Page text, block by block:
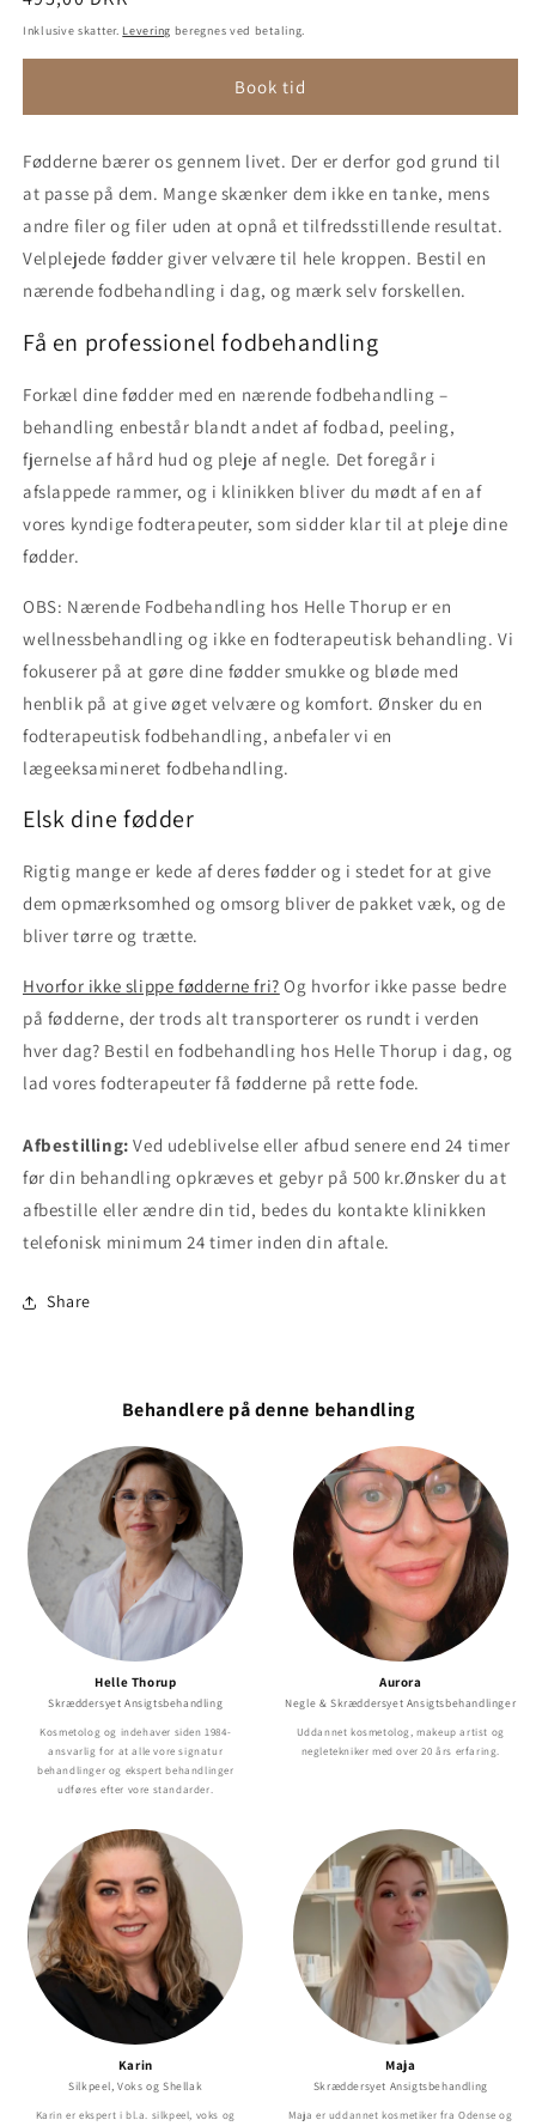
Inklusive skatter. Levering beregnes ved betaling.
Book tid
Fødderne bærer os gennem livet. Der er derfor god grund til
at passe på dem. Mange skænker dem ikke en tanke, mens
andre filer og filer uden at opnå et tilfredsstillende resultat.
Velplejede fødder giver velvære til hele kroppen. Bestil en
nærende fodbehandling i dag, og mærk selv forskellen.
Få en professionel fodbehandling
Forkæl dine fødder med en nærende fodbehandling –
behandling enbestår blandt andet af fodbad, peeling,
fjernelse af hård hud og pleje af negle. Det foregår i
afslappede rammer, og i klinikken bliver du mødt af en af
vores kyndige fodterapeuter, som sidder klar til at pleje dine
fødder.
OBS: Nærende Fodbehandling hos Helle Thorup er en
wellnessbehandling og ikke en fodterapeutisk behandling. Vi
fokuserer på at gøre dine fødder smukke og bløde med
henblik på at give øget velvære og komfort. Ønsker du en
fodterapeutisk fodbehandling, anbefaler vi en
lægeeksamineret fodbehandling.
Elsk dine fødder
Rigtig mange er kede af deres fødder og i stedet for at give
dem opmærksomhed og omsorg bliver de pakket væk, og de
bliver tørre og trætte.
Hvorfor ikke slippe fødderne fri? Og hvorfor ikke passe bedre
på fødderne, der trods alt transporterer os rundt i verden
hver dag? Bestil en fodbehandling hos Helle Thorup i dag, og
lad vores fodterapeuter få fødderne på rette fode.
Afbestilling:Ved udeblivelse eller afbud senere end 24 timer
før din behandling opkræves et gebyr på 500 kr.Ønsker du at
afbestille eller ændre din tid, bedes du kontakte klinikken
telefonisk minimum 24 timer inden din aftale.
Share
Behandlere på denne behandling
Helle Thorup
Skræddersyet Ansigtsbehandling
Kosmetolog og indehaver siden 1984-
ansvarlig for at alle vore signatur
behandlinger og ekspert behandlinger
udføres efter vore standarder.
Aurora
Negle & Skræddersyet Ansigtsbehandlinger
Uddannet kosmetolog, makeup artist og
negletekniker med over 20 års erfaring.
Karin
Silkpeel, Voks og Shellak
Karin er ekspert i bl.a. silkpeel, voks og
Maja
Skræddersyet Ansigtsbehandling
Maja er uddannet kosmetiker fra Odense og